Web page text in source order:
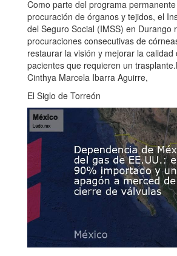
Como parte del programa
procuración de órganos y tejidos, el
del Seguro Social (IMSS) en Durango
procuraciones consecutivas de
restaurar la visión y mejorar la calidad
pacientes que requieren un
Cinthya Marcela Ibarra Aguirre,
El Siglo de Torreón